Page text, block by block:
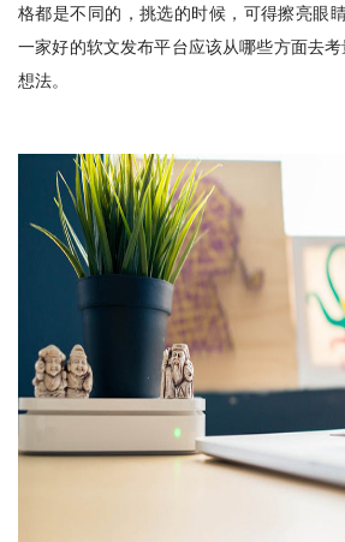
格都是不同的，挑选的时候，可得擦亮眼
一家好的软文发布平台应该从哪些方面去
想法。